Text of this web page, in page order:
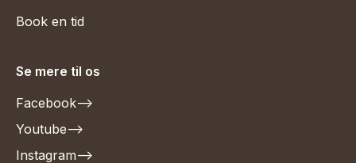
Book en tid
Se mere til os
Facebook-->
Youtube-->
Instagram-->